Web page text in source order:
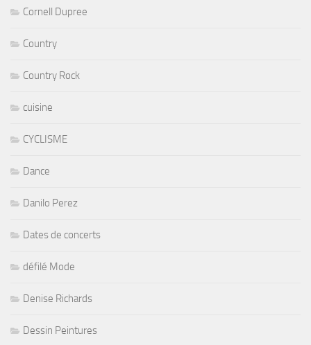
Cornell Dupree
Country
Country Rock
cuisine
CYCLISME
Dance
Danilo Perez
Dates de concerts
défilé Mode
Denise Richards
Dessin Peintures